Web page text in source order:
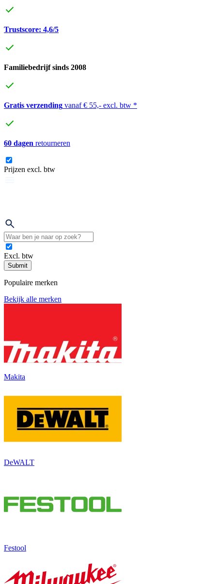
Trustscore: 4,6/5
Familiebedrijf sinds 2008
Gratis verzending vanaf € 55,- excl. btw *
60 dagen retourneren
Prijzen excl. btw
Excl. btw
Submit
Populaire merken
Bekijk alle merken
Makita
DeWALT
Festool